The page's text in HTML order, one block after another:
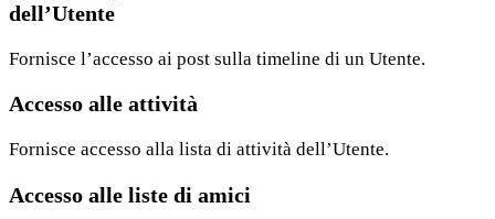
dell’Utente
Fornisce l’accesso ai post sulla timeline di un Utente.
Accesso alle attività
Fornisce accesso alla lista di attività dell’Utente.
Accesso alle liste di amici